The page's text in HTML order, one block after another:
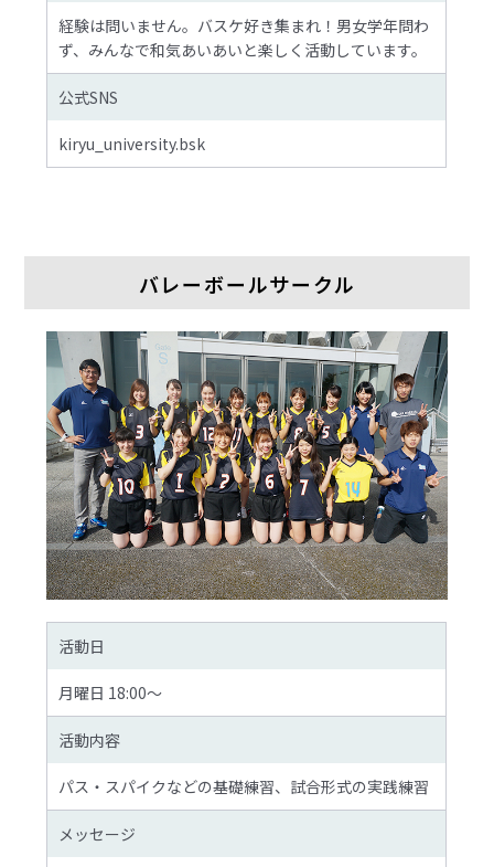
経験は問いません。バスケ好き集まれ！男女学年問わ
ず、みんなで和気あいあいと楽しく活動しています。
公式SNS
kiryu_university.bsk
バレーボールサークル
活動日
月曜日 18:00～
活動内容
パス・スパイクなどの基礎練習、試合形式の実践練習
メッセージ